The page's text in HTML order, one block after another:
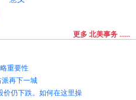
更多 北美事务 ......
重要性
再下一城
价仍下跌。如何在这里操